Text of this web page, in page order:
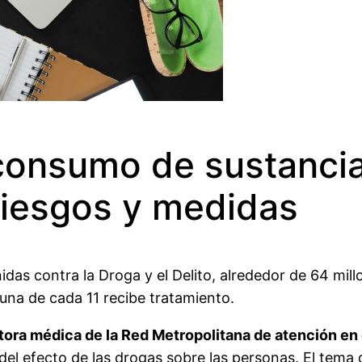
de
y medidas
contra la Droga y el Delito, alrededor de 64
de cada 11 recibe tratamiento.
médica de la Red Metropolitana de atención
efecto de las drogas sobre las personas. El